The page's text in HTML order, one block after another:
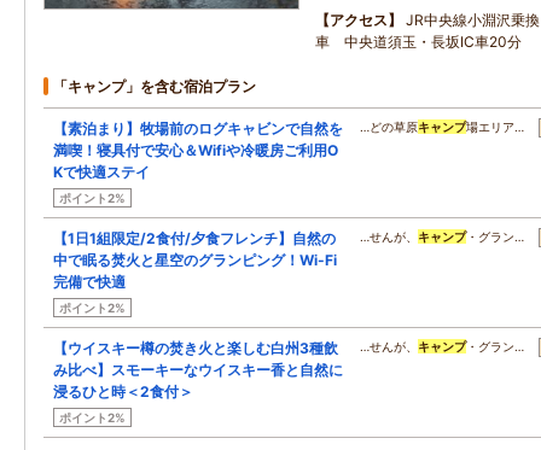
アクセス
JR中央線小淵沢乗
車 中央道須玉・長坂IC車20分
「キャンプ」を含む宿泊プラン
【素泊まり】牧場前のログキャビンで自然を
満喫！寝具付で安心＆Wifiや冷暖房ご利用O
Kで快適ステイ
ポイント2%
…どの草原キャンプ場エリア…
【1日1組限定/2食付/夕食フレンチ】自然の
中で眠る焚火と星空のグランピング！Wi-Fi
完備で快適
ポイント2%
…せんが、 キャンプ・グラン…
【ウイスキー樽の焚き火と楽しむ白州3種飲
み比べ】スモーキーなウイスキー香と自然に
浸るひと時＜2食付＞
ポイント2%
…せんが、 キャンプ・グラン…